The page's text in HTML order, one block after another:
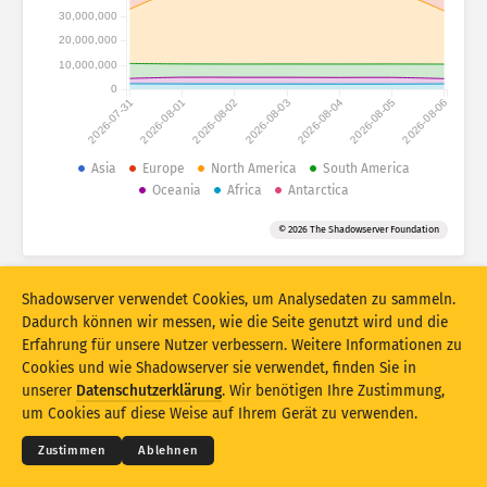
Angriffsstatistiken: Geräte
Länder
Überlappend
Aktualisieren Zurücksetzen
Als PNG herunterladen
2026-07-31 2026-08-01 2026-08-02 2026-08-03 2026-08-04 2026-08-05 2026-08-06
0
10,000,000
20,000,000
30,000,000
Asia Europe North America
South America
Oceania
Africa Antarctica
© 2026 The Shadowserver Foundation
© 2026THE SHADOWSERVER FOUNDATION
Datenschutz und AGB
Kontakt Danksagungen
Shadowserver verwendet Cookies, um Analysedaten zu sammeln.
Dadurch können wir messen, wie die Seite genutzt wird und die
Erfahrung für unsere Nutzer verbessern. Weitere Informationen zu
Cookies und wie Shadowserver sie verwendet, finden Sie in
unserer Datenschutzerklärung. Wir benötigen Ihre Zustimmung,
um Cookies auf diese Weise auf Ihrem Gerät zu verwenden.
Zustimmen Ablehnen